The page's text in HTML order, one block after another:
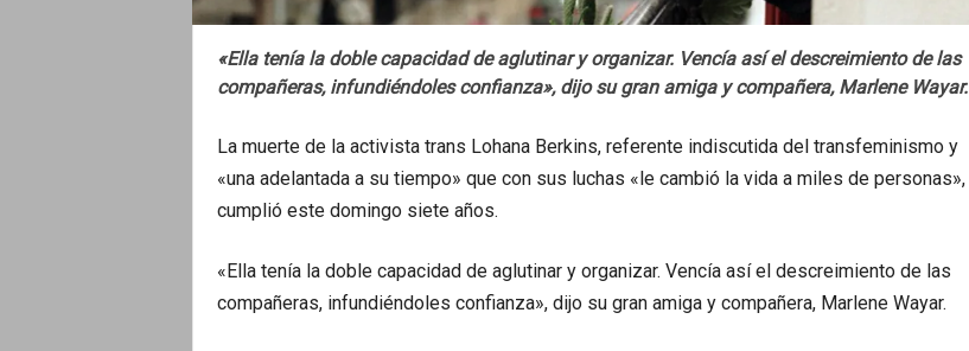
«Ella tenía la doble capacidad de aglutinar y organizar. Vencía así el descreimiento de las
compañeras, infundiéndoles confianza», dijo su gran amiga y compañera, Marlene Wayar.
La muerte de la activista trans Lohana Berkins, referente indiscutida del transfeminismo y
«una adelantada a su tiempo» que con sus luchas «le cambió la vida a miles de personas»,
cumplió este domingo siete años.
«Ella tenía la doble capacidad de aglutinar y organizar. Vencía así el descreimiento de las
compañeras, infundiéndoles confianza», dijo su gran amiga y compañera, Marlene Wayar.